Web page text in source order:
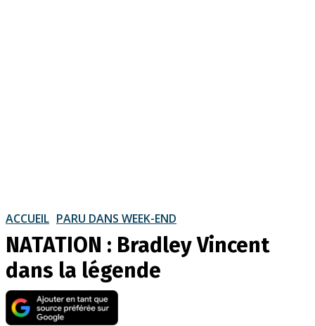
ACCUEIL PARU DANS WEEK-END
NATATION : Bradley Vincent
dans la légende